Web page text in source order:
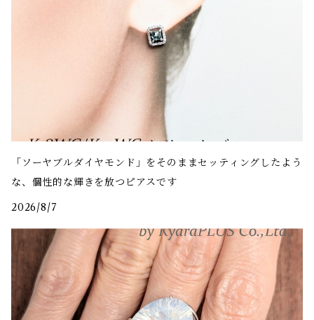
「ソーヤブルダイヤモンド」をそのままセッティングしたよう
な、個性的な輝きを放つピアスです
2026/8/7